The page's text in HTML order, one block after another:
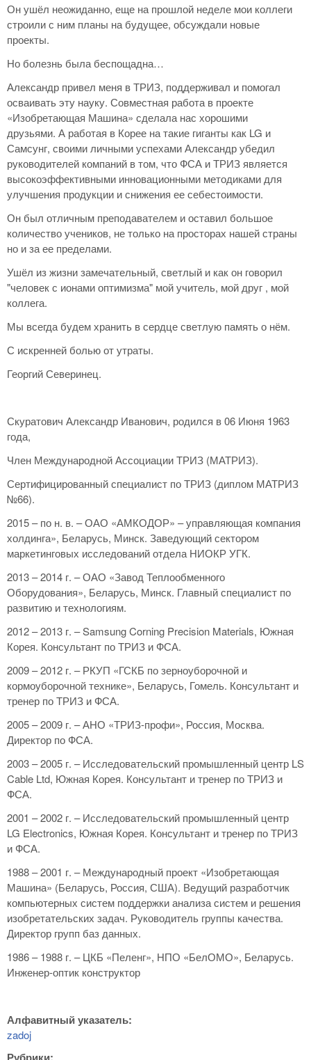
Он ушёл неожиданно, еще на прошлой неделе мои коллеги
строили с ним планы на будущее, обсуждали новые
проекты.
Но болезнь была беспощадна…
Александр привел меня в ТРИЗ, поддерживал и помогал
осваивать эту науку. Совместная работа в проекте
«Изобретающая Машина» сделала нас хорошими
друзьями. А работая в Корее на такие гиганты как LG и
Самсунг, своими личными успехами Александр убедил
руководителей компаний в том, что ФСА и ТРИЗ является
высокоэффективными инновационными методиками для
улучшения продукции и снижения ее себестоимости.
Он был отличным преподавателем и оставил большое
количество учеников, не только на просторах нашей страны
но и за ее пределами.
Ушёл из жизни замечательный, светлый и как он говорил
"человек с ионами оптимизма" мой учитель, мой друг , мой
коллега.
Мы всегда будем хранить в сердце светлую память о нём.
С искренней болью от утраты.
Георгий Северинец.
Скуратович Александр Иванович, родился в 06 Июня 1963
года,
Член Международной Ассоциации ТРИЗ (МАТРИЗ).
Сертифицированный специалист по ТРИЗ (диплом МАТРИЗ
№66).
2015 – по н. в. – ОАО «АМКОДОР» – управляющая компания
холдинга», Беларусь, Минск. Заведующий сектором
маркетинговых исследований отдела НИОКР УГК.
2013 – 2014 г. – ОАО «Завод Теплообменного
Оборудования», Беларусь, Минск. Главный специалист по
развитию и технологиям.
2012 – 2013 г. – Samsung Corning Precision Materials, Южная
Корея. Консультант по ТРИЗ и ФСА.
2009 – 2012 г. – РКУП «ГСКБ по зерноуборочной и
кормоуборочной технике», Беларусь, Гомель. Консультант и
тренер по ТРИЗ и ФСА.
2005 – 2009 г. – АНО «ТРИЗ-профи», Россия, Москва.
Директор по ФСА.
2003 – 2005 г. – Исследовательский промышленный центр LS
Cable Ltd, Южная Корея. Консультант и тренер по ТРИЗ и
ФСА.
2001 – 2002 г. – Исследовательский промышленный центр
LG Electronics, Южная Корея. Консультант и тренер по ТРИЗ
и ФСА.
1988 – 2001 г. – Международный проект «Изобретающая
Машина» (Беларусь, Россия, США). Ведущий разработчик
компьютерных систем поддержки анализа систем и решения
изобретательских задач. Руководитель группы качества.
Директор групп баз данных.
1986 – 1988 г. – ЦКБ «Пеленг», НПО «БелОМО», Беларусь.
Инженер-оптик конструктор
Алфавитный указатель:
zadoj